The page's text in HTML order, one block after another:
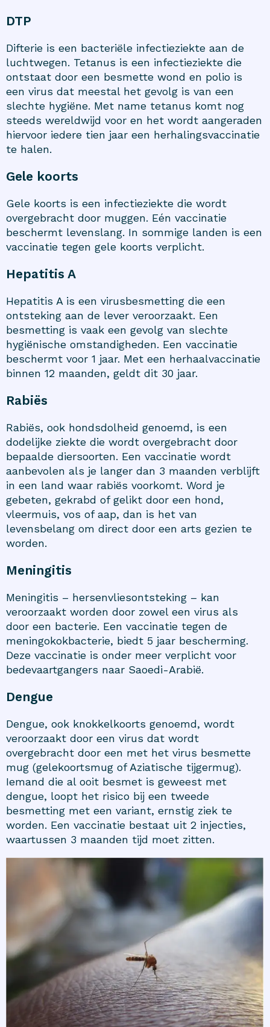
DTP
Difterie is een bacteriële infectieziekte aan de
luchtwegen. Tetanus is een infectieziekte die
ontstaat door een besmette wond en polio is
een virus dat meestal het gevolg is van een
slechte hygiëne. Met name tetanus komt nog
steeds wereldwijd voor en het wordt aangeraden
hiervoor iedere tien jaar een herhalingsvaccinatie
te halen.
Gele koorts
Gele koorts is een infectieziekte die wordt
overgebracht door muggen. Eén vaccinatie
beschermt levenslang. In sommige landen is een
vaccinatie tegen gele koorts verplicht.
Hepatitis A
Hepatitis A is een virusbesmetting die een
ontsteking aan de lever veroorzaakt. Een
besmetting is vaak een gevolg van slechte
hygiënische omstandigheden. Een vaccinatie
beschermt voor 1 jaar. Met een herhaalvaccinatie
binnen 12 maanden, geldt dit 30 jaar.
Rabiës
Rabiës, ook hondsdolheid genoemd, is een
dodelijke ziekte die wordt overgebracht door
bepaalde diersoorten. Een vaccinatie wordt
aanbevolen als je langer dan 3 maanden verblijft
in een land waar rabiës voorkomt. Word je
gebeten, gekrabd of gelikt door een hond,
vleermuis, vos of aap, dan is het van
levensbelang om direct door een arts gezien te
worden.
Meningitis
Meningitis – hersenvliesontsteking – kan
veroorzaakt worden door zowel een virus als
door een bacterie. Een vaccinatie tegen de
meningokokbacterie, biedt 5 jaar bescherming.
Deze vaccinatie is onder meer verplicht voor
bedevaartgangers naar Saoedi-Arabië.
Dengue
Dengue, ook knokkelkoorts genoemd, wordt
veroorzaakt door een virus dat wordt
overgebracht door een met het virus besmette
mug (gelekoortsmug of Aziatische tijgermug).
Iemand die al ooit besmet is geweest met
dengue, loopt het risico bij een tweede
besmetting met een variant, ernstig ziek te
worden. Een vaccinatie bestaat uit 2 injecties,
waartussen 3 maanden tijd moet zitten.